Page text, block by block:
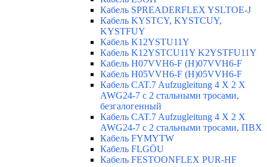
Кабель SPREADERFLEX YSLTOE-J
Кабель KYSTCY, KYSTCUY,
KYSTFUY
Кабель K12YSTU11Y
Кабель K12YSTCU11Y K2YSTFU11Y
Кабель H07VVH6-F (H)07VVH6-F
Кабель H05VVH6-F (H)05VVH6-F
Кабель CAT.7 Aufzugleitung 4 X 2 X
AWG24-7 c 2 стальными тросами,
безгалогенный
Кабель CAT.7 Aufzugleitung 4 X 2 X
AWG24-7 c 2 стальными тросами, ПВХ
Кабель FYMYTW
Кабель FLGÖU
Кабель FESTOONFLEX PUR-HF